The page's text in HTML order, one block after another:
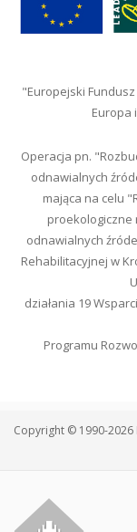
"Europejski
Europa
Operacja pn.
odnawialnych
mająca na celu
proekologiczne
odnawialnych
Rehabilitacyjnej w
działania 19
Programu
Copyright © 1990-2026